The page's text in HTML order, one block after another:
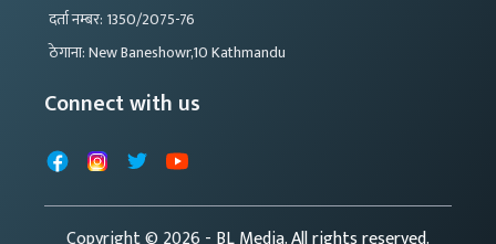
दर्ता नम्बर: 1350/2075-76
ठेगाना: New Baneshowr,10 Kathmandu
Connect with us
FacebookInstagram
X YouTube